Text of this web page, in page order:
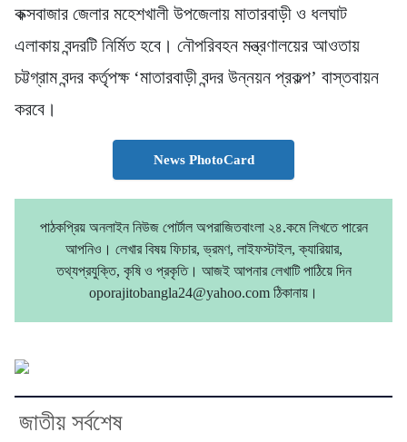
কক্সবাজার জেলার মহেশখালী উপজেলায় মাতারবাড়ী ও ধলঘাট
এলাকায় বন্দরটি নির্মিত হবে। নৌপরিবহন মন্ত্রণালয়ের আওতায়
চট্টগ্রাম বন্দর কর্তৃপক্ষ ‘মাতারবাড়ী বন্দর উন্নয়ন প্রকল্প’ বাস্তবায়ন
করবে।
News PhotoCard
পাঠকপ্রিয় অনলাইন নিউজ পোর্টাল অপরাজিতবাংলা ২৪.কমে লিখতে পারেন
আপনিও। লেখার বিষয় ফিচার, ভ্রমণ, লাইফস্টাইল, ক্যারিয়ার,
তথ্যপ্রযুক্তি, কৃষি ও প্রকৃতি। আজই আপনার লেখাটি পাঠিয়ে দিন
oporajitobangla24@yahoo.com ঠিকানায়।
জাতীয় সর্বশেষ